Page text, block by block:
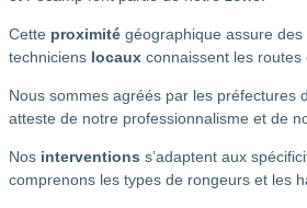
Cette proximité géographique assure
techniciens locaux connaissent les routes
Nous sommes agréés par les préfectures
atteste de notre professionnalisme et de
Nos interventions s’adaptent aux
comprenons les types de rongeurs et les